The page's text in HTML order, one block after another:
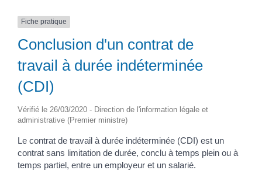
Fiche pratique
Conclusion d'un contrat de
travail à durée indéterminée
(CDI)
Vérifié le 26/03/2020 - Direction de l'information légale et
administrative (Premier ministre)
Le contrat de travail à durée indéterminée (CDI) est un
contrat sans limitation de durée, conclu à temps plein ou à
temps partiel, entre un employeur et un salarié.